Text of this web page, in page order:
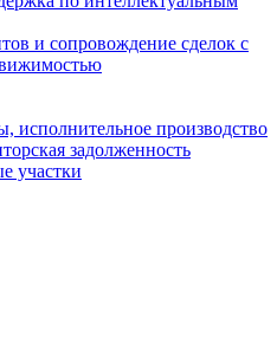
и сопровождение сделок с
исполнительное производство
задолженность
участки